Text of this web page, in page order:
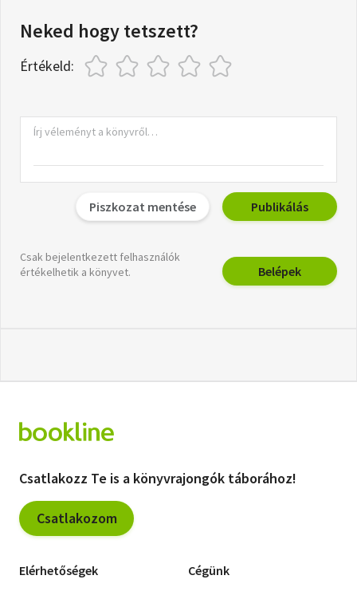
Neked hogy tetszett?
Értékeld:
Piszkozat mentése Publikálás
Csak bejelentkezett felhasználók
értékelhetik a könyvet.
Belépek
Csatlakozz Te is a könyvrajongók táborához!
Csatlakozom
Elérhetőségek Cégünk